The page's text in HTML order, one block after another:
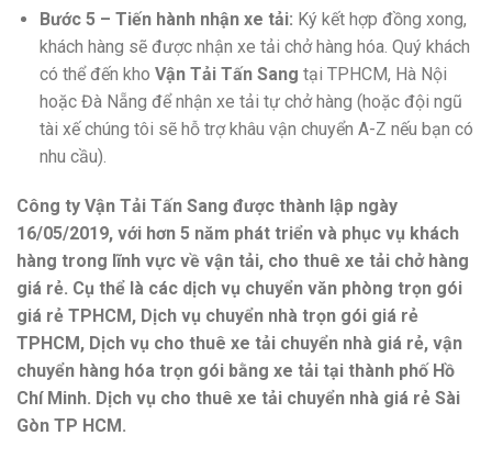
Bước 5 – Tiến hành nhận xe tải: Ký kết hợp đồng xong,
khách hàng sẽ được nhận xe tải chở hàng hóa. Quý khách
có thể đến kho Vận Tải Tấn Sang tại TPHCM, Hà Nội
hoặc Đà Nẵng để nhận xe tải tự chở hàng (hoặc đội ngũ
tài xế chúng tôi sẽ hỗ trợ khâu vận chuyển A-Z nếu bạn có
nhu cầu).
Công ty Vận Tải Tấn Sang được thành lập ngày
16/05/2019, với hơn 5 năm phát triển và phục vụ khách
hàng trong lĩnh vực về vận tải, cho thuê xe tải chở hàng
giá rẻ. Cụ thể là các dịch vụ chuyển văn phòng trọn gói
giá rẻ TPHCM, Dịch vụ chuyển nhà trọn gói giá rẻ
TPHCM, Dịch vụ cho thuê xe tải chuyển nhà giá rẻ, vận
chuyển hàng hóa trọn gói bằng xe tải tại thành phố Hồ
Chí Minh. Dịch vụ cho thuê xe tải chuyển nhà giá rẻ Sài
Gòn TP HCM.